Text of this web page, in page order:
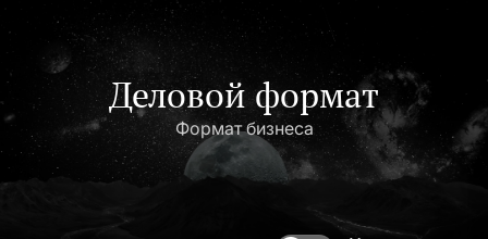
содержимому
Деловой формат
Формат бизнеса